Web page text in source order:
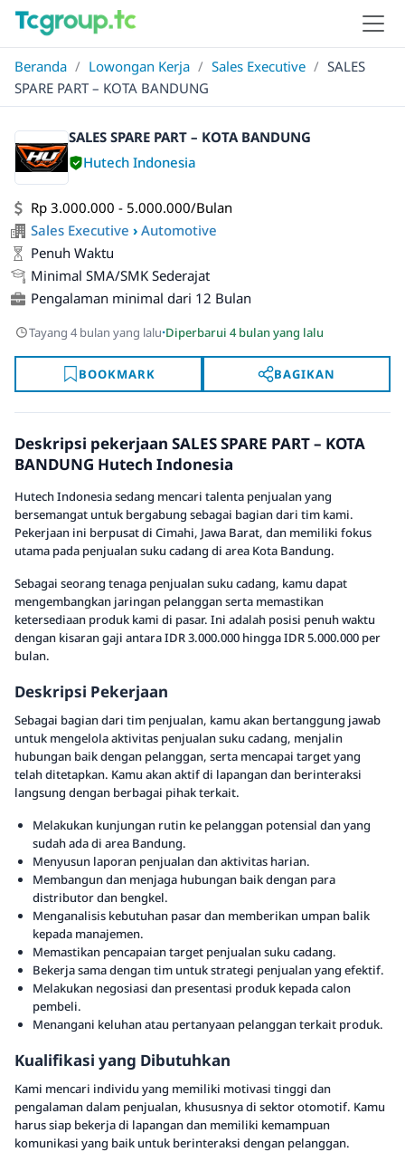
Beranda / Lowongan Kerja / Sales Executive / SALES
SPARE PART – KOTA BANDUNG
SALES SPARE PART – KOTA BANDUNG
Hutech Indonesia
Rp 3.000.000 - 5.000.000/Bulan
Sales Executive › Automotive
Penuh Waktu
Minimal SMA/SMK Sederajat
Pengalaman minimal dari 12 Bulan
Tayang 4 bulan yang lalu·Diperbarui 4 bulan yang lalu
BOOKMARK BAGIKAN
Deskripsi pekerjaan SALES SPARE PART – KOTA
BANDUNG Hutech Indonesia
Hutech Indonesia sedang mencari talenta penjualan yang
bersemangat untuk bergabung sebagai bagian dari tim kami.
Pekerjaan ini berpusat di Cimahi, Jawa Barat, dan memiliki fokus
utama pada penjualan suku cadang di area Kota Bandung.
Sebagai seorang tenaga penjualan suku cadang, kamu dapat
mengembangkan jaringan pelanggan serta memastikan
ketersediaan produk kami di pasar. Ini adalah posisi penuh waktu
dengan kisaran gaji antara IDR 3.000.000 hingga IDR 5.000.000 per
bulan.
Deskripsi Pekerjaan
Sebagai bagian dari tim penjualan, kamu akan bertanggung jawab
untuk mengelola aktivitas penjualan suku cadang, menjalin
hubungan baik dengan pelanggan, serta mencapai target yang
telah ditetapkan. Kamu akan aktif di lapangan dan berinteraksi
langsung dengan berbagai pihak terkait.
Melakukan kunjungan rutin ke pelanggan potensial dan yang
sudah ada di area Bandung.
Menyusun laporan penjualan dan aktivitas harian.
Membangun dan menjaga hubungan baik dengan para
distributor dan bengkel.
Menganalisis kebutuhan pasar dan memberikan umpan balik
kepada manajemen.
Memastikan pencapaian target penjualan suku cadang.
Bekerja sama dengan tim untuk strategi penjualan yang efektif.
Melakukan negosiasi dan presentasi produk kepada calon
pembeli.
Menangani keluhan atau pertanyaan pelanggan terkait produk.
Kualifikasi yang Dibutuhkan
Kami mencari individu yang memiliki motivasi tinggi dan
pengalaman dalam penjualan, khususnya di sektor otomotif. Kamu
harus siap bekerja di lapangan dan memiliki kemampuan
komunikasi yang baik untuk berinteraksi dengan pelanggan.